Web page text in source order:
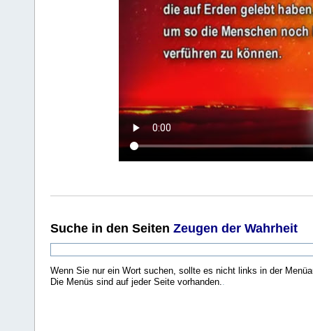
Suche in den Seiten Zeugen der Wahrheit
Wenn Sie nur ein Wort suchen, sollte es nicht links in der
Die Menüs sind auf jeder Seite vorhanden..